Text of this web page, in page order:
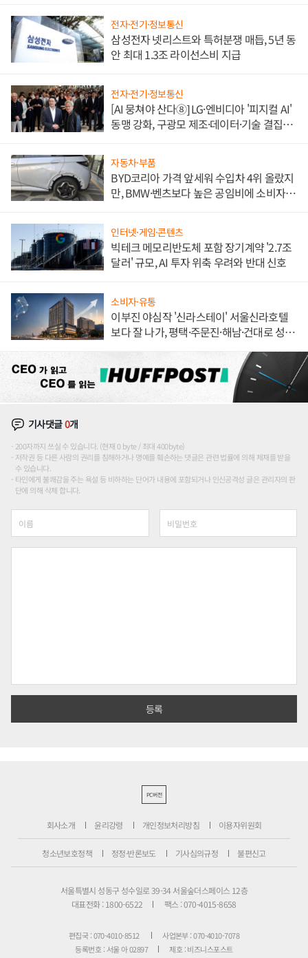
전자·전기·정보통신
삼성전자 넷리스트와 특허분쟁 매듭, 5년 동
안 최대 1.3조 라이선스비 지급
전자·전기·정보통신
[AI 뭉쳐야 산다⑧] LG·엔비디아 '피지컬 AI'
동맹 강화, 구광모 제조·데이터·기술 결집
자동차·부품
BYD코리아 가격 앞세워 수입차 4위 올랐지
만, BMW·벤츠보다 높은 공임비에 소비자
인터넷·게임·콘텐츠
빅테크 메모리반도체 포함 장기계약 '2.7조
달러' 규모, AI 투자 위축 우려와 반대 신호
소비자·유통
이부진 야심작 '신라스테이' 서울신라호텔
보다 잘 나가, 평택·주문진·해남·건대로 성
기사댓글0개
200자까지 쓰실 수 있습니다. (현재 0 byte / 최대 400byte)
저작권 등 다른 사람의 권리를 침해하거나 명예를 훼손하는 댓글은 관련 법률에 의해 제재를 받을
수 있습니다.
타인에게 불쾌감을 주는 욕설 등 비하하는 단어가 내용에 포함되거나 인신공격성 글은 관리자의 판
단에 의해 삭제 합니다.
PC버전
회사소개 윤리강령 개인정보처리방침 이용자위원회
청소년보호정책 정정·반론보도 기사심의규정 불편신고
서울특별시 성동구 성수일로 39-34 서울숲더스페이스 12층
대표전화 : 1800-6522
팩스 : 070-4015-8658
편집국 : 070-4010-8512
사업본부 : 070-4010-7078
등록번호 : 서울 아 02897
제호 : 비즈니스포스트